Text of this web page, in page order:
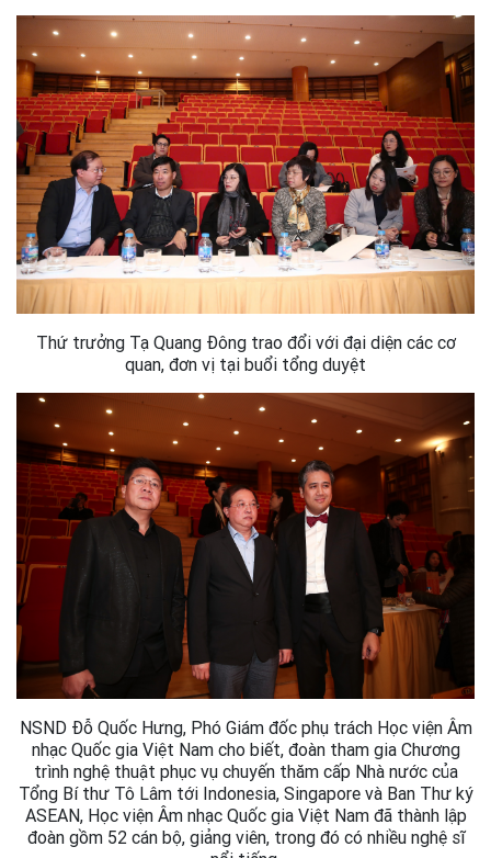
Thứ trưởng Tạ Quang Đông trao đổi với đại diện các cơ
quan, đơn vị tại buổi tổng duyệt
NSND Đỗ Quốc Hưng, Phó Giám đốc phụ trách Học viện Âm
nhạc Quốc gia Việt Nam cho biết, đoàn tham gia Chương
trình nghệ thuật phục vụ chuyến thăm cấp Nhà nước của
Tổng Bí thư Tô Lâm tới Indonesia, Singapore và Ban Thư ký
ASEAN, Học viện Âm nhạc Quốc gia Việt Nam đã thành lập
đoàn gồm 52 cán bộ, giảng viên, trong đó có nhiều nghệ sĩ